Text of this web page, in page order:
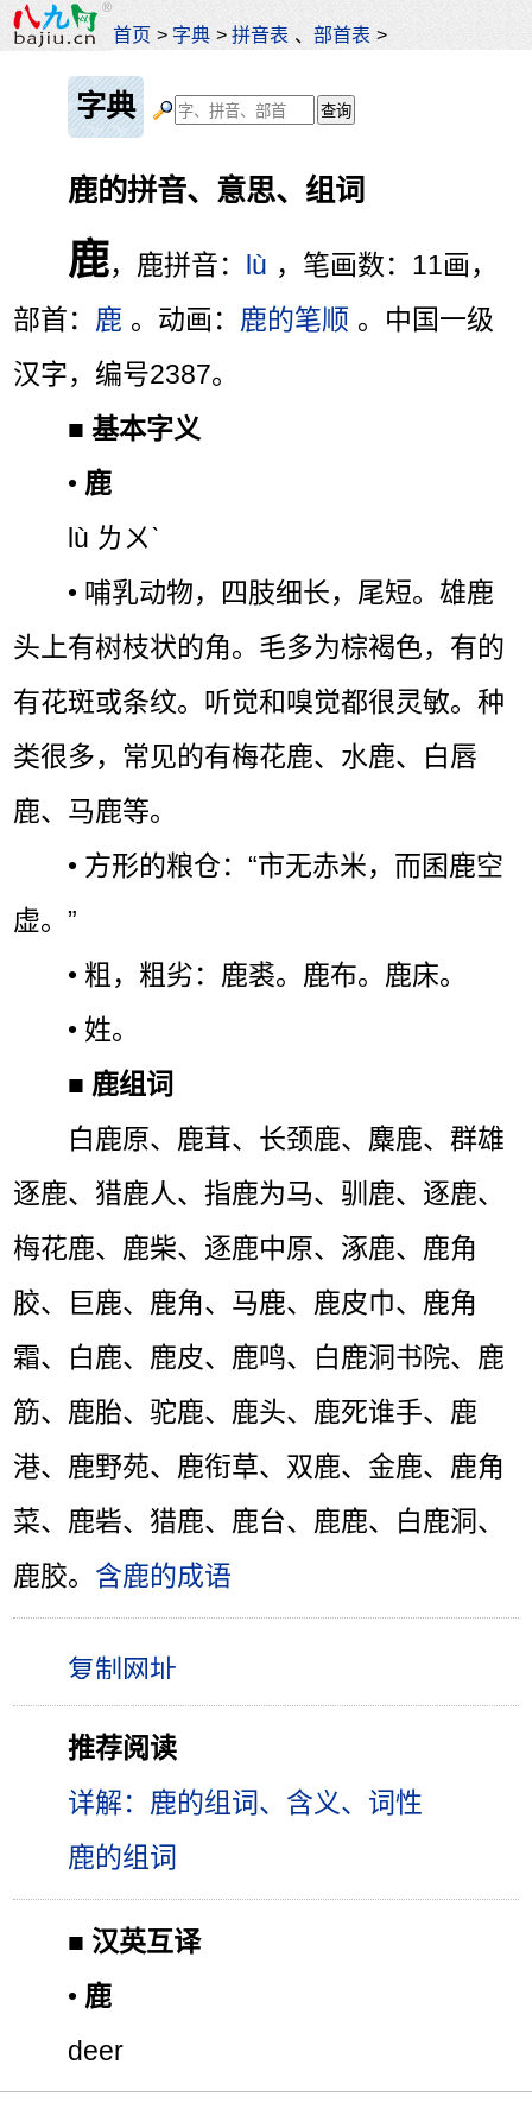
首页 > 字典 >拼音表 、部首表 >
字典
鹿的拼音、意思、组词
鹿，鹿拼音： lù ，笔画数：11画，
部首： 鹿 。动画： 鹿的笔顺 。中国一级
汉字，编号2387。
■基本字义
• 鹿
lù ㄌㄨˋ
• 哺乳动物，四肢细长，尾短。雄鹿
头上有树枝状的角。毛多为棕褐色，有的
有花斑或条纹。听觉和嗅觉都很灵敏。种
类很多，常见的有梅花鹿、水鹿、白唇
鹿、马鹿等。
• 方形的粮仓：“市无赤米，而囷鹿空
虚。”
• 粗，粗劣：鹿裘。鹿布。鹿床。
• 姓。
■ 鹿组词
白鹿原、鹿茸、长颈鹿、麋鹿、群雄
逐鹿、猎鹿人、指鹿为马、驯鹿、逐鹿、
梅花鹿、鹿柴、逐鹿中原、涿鹿、鹿角
胶、巨鹿、鹿角、马鹿、鹿皮巾、鹿角
霜、白鹿、鹿皮、鹿鸣、白鹿洞书院、鹿
筋、鹿胎、驼鹿、鹿头、鹿死谁手、鹿
港、鹿野苑、鹿衔草、双鹿、金鹿、鹿角
菜、鹿砦、猎鹿、鹿台、鹿鹿、白鹿洞、
鹿胶。 含鹿的成语
推荐阅读
详解：鹿的组词、含义、词性
鹿的组词
■ 汉英互译
• 鹿
deer